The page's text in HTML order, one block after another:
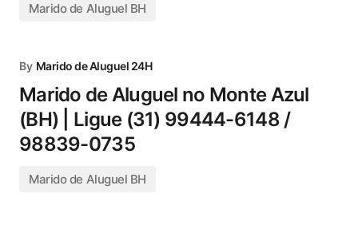
Marido de Aluguel BH
By Marido de Aluguel 24H
Marido de Aluguel no Monte Azul
(BH) | Ligue (31) 99444-6148 /
98839-0735
Marido de Aluguel BH